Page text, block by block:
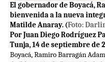
El gobernador de Boyacá,
bienvenida a la nueva
Matilde Anaray. (Foto:
Por Juan Diego Rodríguez
Tunja, 14 de septiembre de
Boyacá, Ramiro Barragán